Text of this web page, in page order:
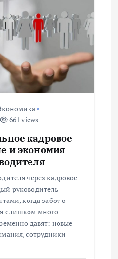
661 views
кадровое
и экономия
через кадровое
руководитель
когда забот о
слишком много.
давят: новые
сотрудники